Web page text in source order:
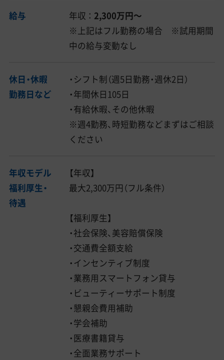
給与 年収 ： 2,300万円〜
※上記はフル勤務の場合 ※試用期間
中の給与変動なし
休日・休暇
勤務日など
・シフト制（週5日勤務・週休2日）
・年間休日105日
・有給休暇、その他休暇
※週4勤務、時短勤務などまずはご相談
ください
年収モデル
福利厚生・
待遇
【年収】
最大2,300万円（フル条件）
【福利厚生】
・社会保険、美容賠償保険
・交通費全額支給
・インセンティブ制度
・業務用スマートフォン貸与
・ビューティーサポート制度
・懇親会費用補助
・学会補助
・医療書籍貸与
・全面業務サポート